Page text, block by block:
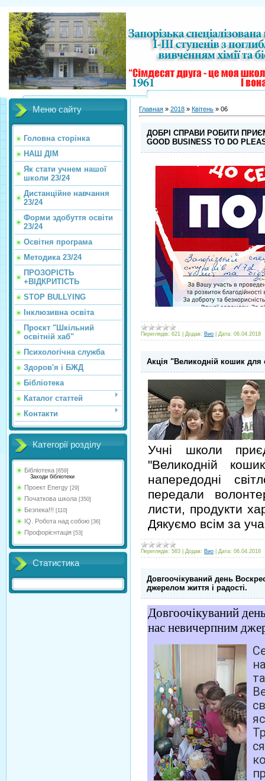
Меню сайту
Головна сторінка
НАШ ДІМ
Як стати учнем нашої
школи 23/24
Дистанційне навчання
23/24
Форми здобуття освіти
23/24
Освітня програма
Методика 23/24
ПРОЗОРІСТЬ
+ВІДКРИТІСТЬ
STOP BULLYING
Інклюзивна освіта
Проєкт "Шкільний
освітній хаб"
Психологічна служба
Здоров'я і БЖД
Бібліотека
Каталог статтей
Контакти
Категорії розділу
Бібліотека [659]
Заходи бібліотеки
Проект Energy [29]
Початкова школа [350]
Безпека!!! [110]
IQ. Робота над собою [36]
Профорієнтація [53]
Статистика
Главная » 2018 » Квітень » 06
ДОБРІ СПРАВИ РОБИТИ
GOOD BUSINESS TO DO
Переглядів: 621 Додав: Вио Дата: 06.04.2018
Акція "Великодній кошик для
Учні школи
"Великодній
напередодні
передали
листи, продукти
Дякуємо всім за
Переглядів: 583 Додав: Вио Дата: 06.04.2018
Довгоочікуваний день
джерелом життя і радості.
Довгоочікуваний
нас невичерпним